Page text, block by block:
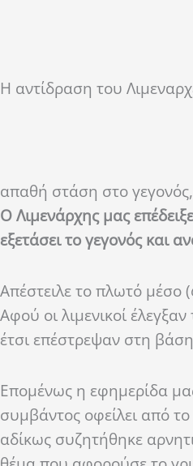
Η αντίδραση του
απαθή στάση στο
Ο Λιμενάρχης μας
εξετάσει το γεγονός και
Απέστειλε το πλωτό μέσο
Αφού οι λιμενικοί
έτσι επέστρεψαν στη
Επομένως η εφημερίδα
συμβάντος οφείλει από
αδίκως συζητήθηκε